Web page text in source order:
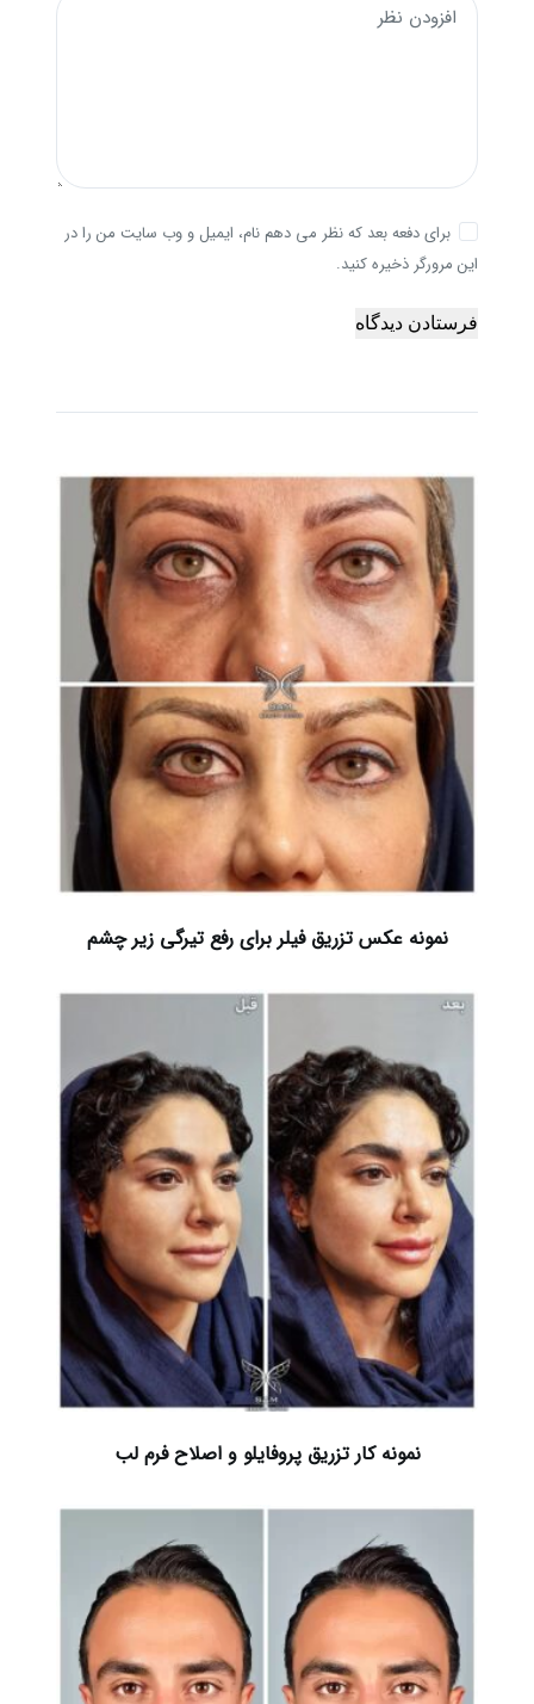
افزودن نظر
برای دفعه بعد که نظر می دهم نام، ایمیل و وب سایت من را در
این مرورگر ذخیره کنید.
فرستادن دیدگاه
نمونه عکس تزریق فیلر برای رفع تیرگی زیر چشم
نمونه کار تزریق پروفایلو و اصلاح فرم لب